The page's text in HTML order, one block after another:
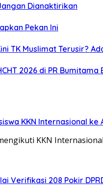
Dianaktirikan
Pekan Ini
TK Muslimat Terusir?
2026 di PR
KKN Internasional ke
KKN
Verifikasi 208 Pokir